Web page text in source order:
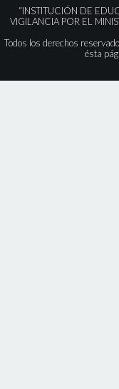
“INSTITUCIÓN DE
VIGILANCIA POR EL
Todos los derechos
ésta